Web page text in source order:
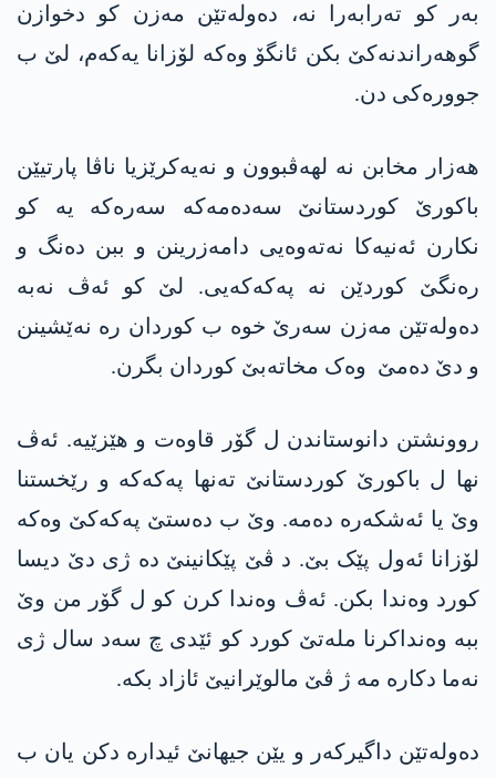
بەر کو تەرابەرا نە، دەولەتێن مەزن کو دخوازن
گوھەراندنەکێ بکن ئانگۆ وەکە لۆزانا یەکەم، لێ ب
جوورەکی دن.
ھەزار مخابن نە لھەڤبوون و نەیەکرێزیا ناڤا پارتیێن
باکورێ کوردستانێ سەدەمەکە سەرەکە یە کو
نکارن ئەنیەکا نەتەوەیی دامەزرینن و ببن دەنگ و
رەنگێ کوردێن نە پەکەکەیی. لێ کو ئەڤ نەبە
دەولەتێن مەزن سەرێ خوە ب کوردان رە نەێشینن
و دێ دەمێ وەک مخاتەبێ کوردان بگرن.
روونشتن دانوستاندن ل گۆر قاوەت و ھێزێیە. ئەڤ
نھا ل باکورێ کوردستانێ تەنھا پەکەکە و رێخستنا
وێ یا ئەشکەرە دەمە. وێ ب دەستێ پەکەکێ وەکە
لۆزانا ئەول پێک بێ. د ڤێ پێکانینێ دە ژی دێ دیسا
کورد وەندا بکن. ئەڤ وەندا کرن کو ل گۆر من وێ
ببە وەنداکرنا ملەتێ کورد کو ئێدی چ سەد سال ژی
نەما دکارە مە ژ ڤێ مالوێرانیێ ئازاد بکە.
دەولەتێن داگیرکەر و یێن جیھانێ ئیدارە دکن یان ب